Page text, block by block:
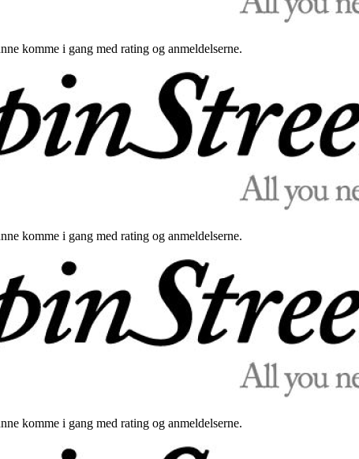
komme i gang med rating og anmeldelserne.
komme i gang med rating og anmeldelserne.
komme i gang med rating og anmeldelserne.